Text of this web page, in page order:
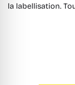
la labellisation.